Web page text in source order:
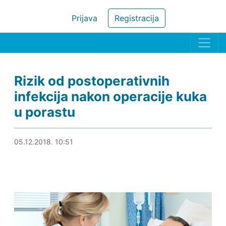
Registracija
Prijava
Rizik od postoperativnih
infekcija nakon operacije kuka
u porastu
05.12.2018. 11:09
05.12.2018. 10:51